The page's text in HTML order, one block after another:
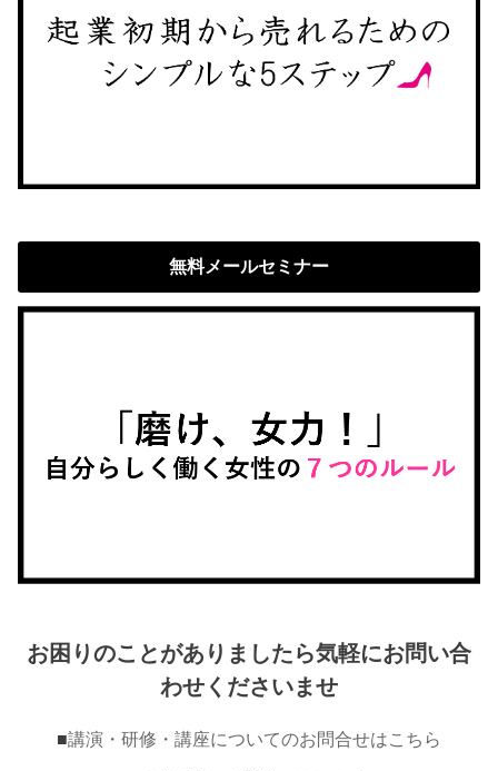
無料メールセミナー
お困りのことがありましたら気軽にお問い合
わせくださいませ
■講演・研修・講座についてのお問合せはこちら